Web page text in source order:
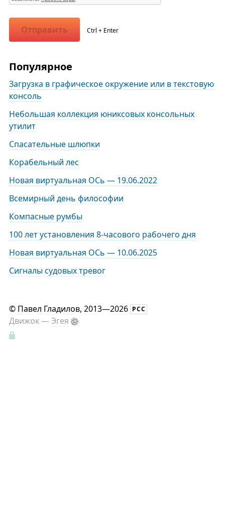
Отправить Ctrl + Enter
Популярное
Загрузка в графическое окружение или в текстовую
консоль
Небольшая коллекция юниксовых консольных
утилит
Спасательные шлюпки
Корабельный лес
Новая виртуальная ОСь — 19.06.2022
Всемирный день философии
Компасные румбы
100 лет установления 8-часового рабочего дня
Новая виртуальная ОСь — 10.06.2025
Сигналы судовых тревог
© Павел Гладилов, 2013—2026 РСС
Движок —Эгея